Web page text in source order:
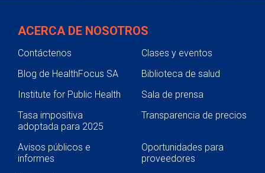
ACERCA DE NOSOTROS
Contáctenos
Clases y eventos
Blog de HealthFocus SA
Biblioteca de salud
Institute for Public Health
Sala de prensa
Tasa impositiva
adoptada para 2025
Transparencia de precios
Avisos públicos e
informes
Oportunidades para
proveedores